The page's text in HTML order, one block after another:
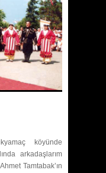
köyünde
arkadaşlarım
Tamtabak’ın